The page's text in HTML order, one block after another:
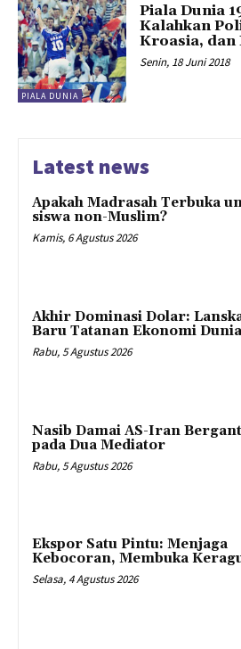
PIALA DUNIA
Piala Dunia
Kalahkan
Kroasia,
Senin, 18 Juni 2018
Latest news
Apakah Madrasah Terbuka
siswa non-Muslim?
Kamis, 6 Agustus 2026
Akhir Dominasi Dolar:
Baru Tatanan Ekonomi
Rabu, 5 Agustus 2026
Nasib Damai AS-Iran
pada Dua Mediator
Rabu, 5 Agustus 2026
Ekspor Satu Pintu: Menjaga
Kebocoran, Membuka
Selasa, 4 Agustus 2026